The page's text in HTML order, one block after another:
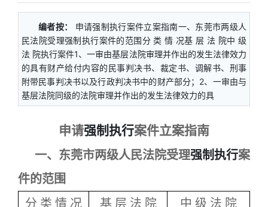
编者按：
申请强制执行案件立案指南一、东莞市两级人
民法院受理强制执行案件的范围分 类 情 况基 层 法 院中 级
法 院执行案件1、一审由基层法院审理并作出的发生法律效力
的具有财产给付内容的民事判决书、裁定书、调解书、刑事
附带民事判决书以及行政判决书中的财产部分；2、一审由与
基层法院同级的法院审理并作出的发生法律效力的具
申请强制执行案件立案指南
一、东莞市两级人民法院受理强制执行案
件的范围
分 类 情 况
基 层 法 院 中 级 法 院